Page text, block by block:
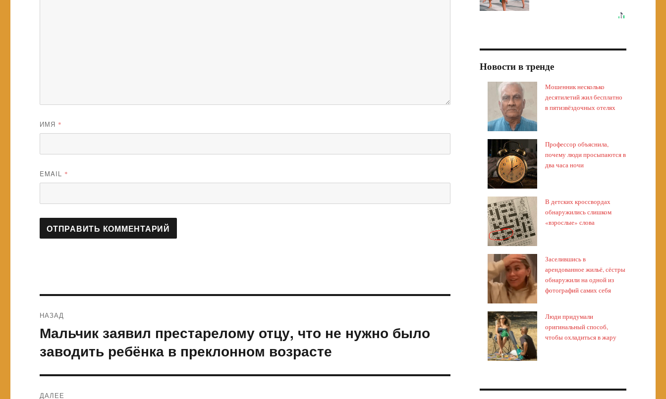
ИМЯ *
EMAIL *
по
записям
НАЗАД
Предыдущая
Мальчик заявил престарелому отцу, что не нужно было
заводить ребёнка в преклонном возрасте
ДАЛЕЕ
Новости в тренде
Мошенник несколько
десятилетий жил бесплатно
в пятизвёздочных отелях
Профессор объяснила,
почему люди просыпаются в
два часа ночи
В детских кроссвордах
обнаружились слишком
«взрослые» слова
Заселившись в
арендованное жильё, сёстры
обнаружили на одной из
фотографий самих себя
Люди придумали
оригинальный способ,
чтобы охладиться в жару